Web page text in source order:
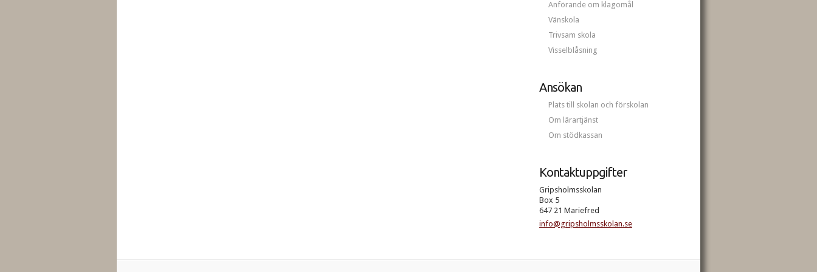
Anförande om klagomål
Vänskola
Trivsam skola
Visselblåsning
Ansökan
Plats till skolan och förskolan
Om lärartjänst
Om stödkassan
Kontaktuppgifter
Gripsholmsskolan
Box 5
647 21 Mariefred
info@gripsholmsskolan.se